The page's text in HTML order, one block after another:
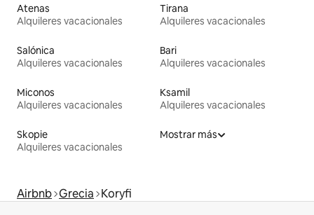
Atenas
Alquileres vacacionales
Tirana
Alquileres vacacionales
Salónica
Alquileres vacacionales
Bari
Alquileres vacacionales
Miconos
Alquileres vacacionales
Ksamil
Alquileres vacacionales
Skopie
Alquileres vacacionales
Mostrar más
Airbnb Grecia Koryfi